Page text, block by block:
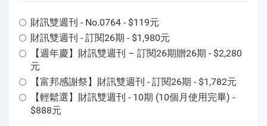
財訊雙週刊 - No.0764 - $119元
財訊雙週刊 - 訂閱26期 - $1,980元
【週年慶】財訊雙週刊 – 訂閱26期贈26期 - $2,280
元
【富邦感謝祭】財訊雙週刊 - 訂閱26期 - $1,782元
【輕鬆選】財訊雙週刊 - 10期 (10個月使用完畢) -
$888元